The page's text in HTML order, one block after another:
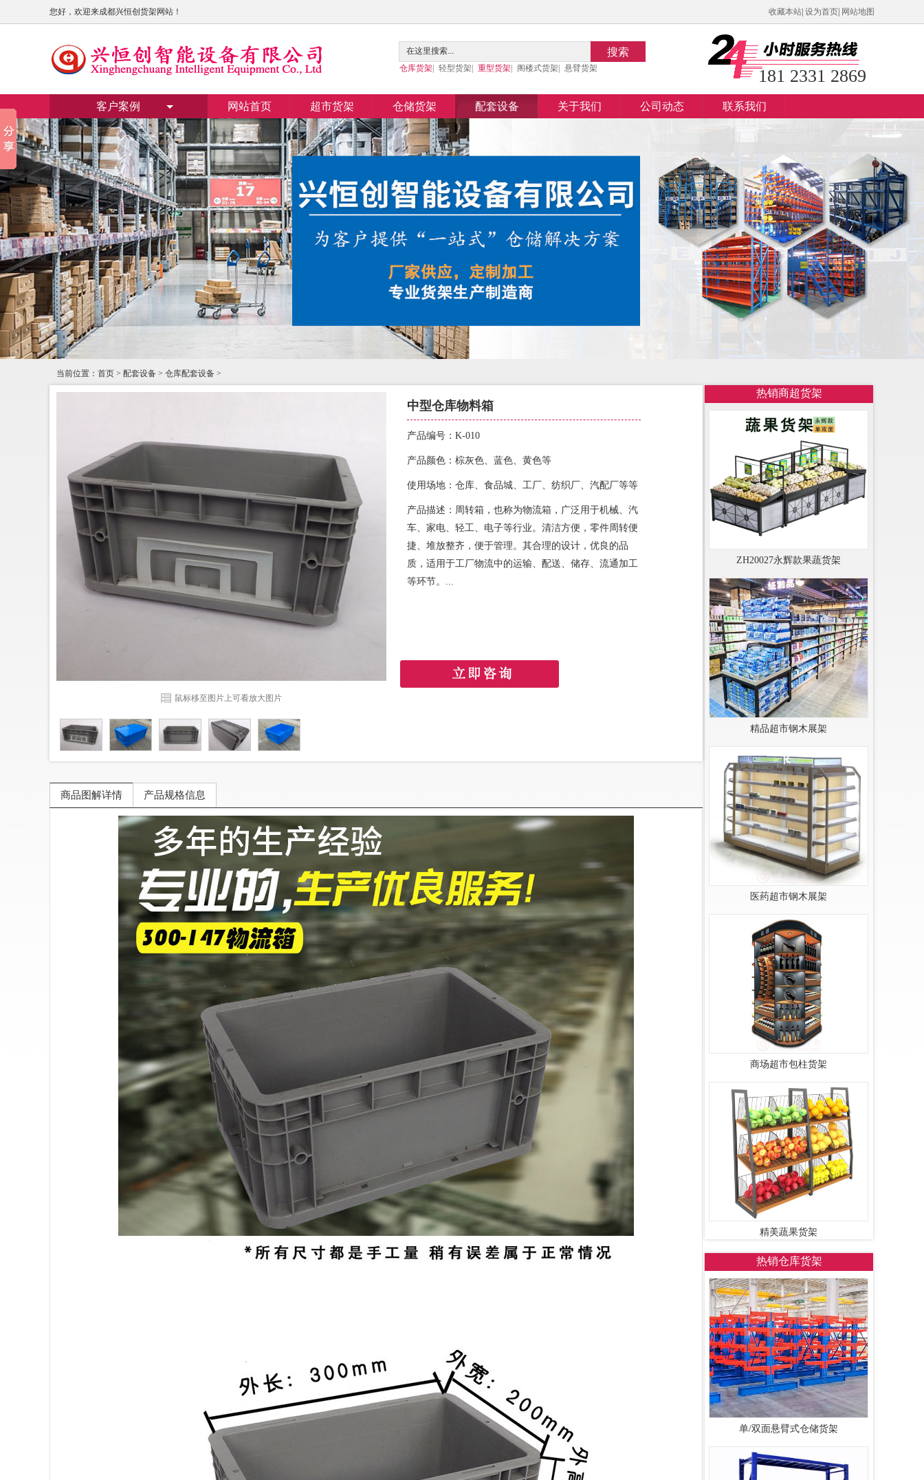
您好，欢迎来成都兴恒创货架网站！ 收藏本站 设为首页 网站地图
搜索
仓库货架 轻型货架 重型货架 阁楼式货架 悬臂货架 181 2331 2869
客户案例 网站首页 超市货架 仓储货架 配套设备 关于我们 公司动态 联系我们
当前位置： 首页 > 配套设备 > 仓库配套设备 >
热销商超货架
ZH20027永辉款果蔬货架
精品超市钢木展架
医药超市钢木展架
商场超市包柱货架
精美蔬果货架
热销仓库货架
单/双面悬臂式仓储货架
鼠标移至图片上可看放大图片
中型仓库物料箱
产品编号：K-010
产品颜色：棕灰色、蓝色、黄色等
使用场地：仓库、食品城、工厂、纺织厂、汽配厂等等
产品描述：周转箱，也称为物流箱，广泛用于机械、汽
车、家电、轻工、电子等行业。清洁方便，零件周转便
捷、堆放整齐，便于管理。其合理的设计，优良的品
质，适用于工厂物流中的运输、配送、储存、流通加工
等环节。...
商品图解详情 产品规格信息